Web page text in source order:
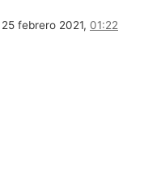
25 febrero 2021, 01:22